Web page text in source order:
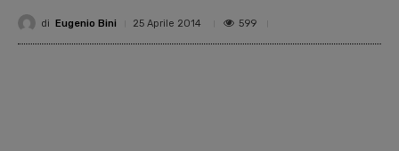
di Eugenio Bini 25 Aprile 2014 599